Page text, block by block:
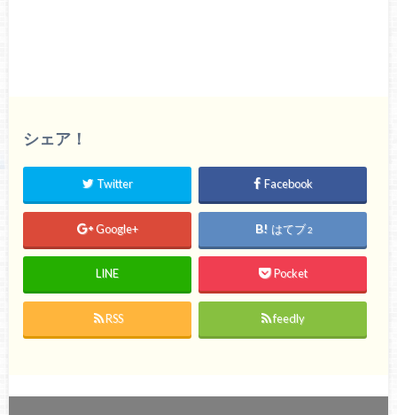
シェア！
Twitter Facebook
Google+ はてブ2
LINE Pocket
RSS feedly